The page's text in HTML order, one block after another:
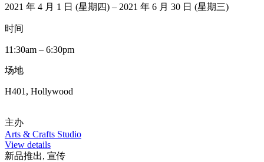
2021 年 4 月 1 日 (星期四) – 2021 年 6 月 30 日 (星期三)
时间
11:30am – 6:30pm
场地
H401, Hollywood
主办
Arts & Crafts Studio
View details
新品推出, 宣传